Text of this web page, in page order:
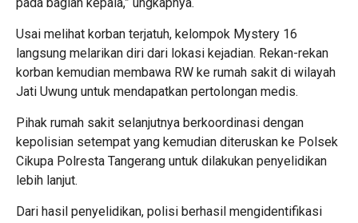
Usai melihat korban terjatuh, kelompok Mystery 16
langsung melarikan diri dari lokasi kejadian. Rekan-rekan
korban kemudian membawa RW ke rumah sakit di wilayah
Jati Uwung untuk mendapatkan pertolongan medis.
Pihak rumah sakit selanjutnya berkoordinasi dengan
kepolisian setempat yang kemudian diteruskan ke Polsek
Cikupa Polresta Tangerang untuk dilakukan penyelidikan
lebih lanjut.
Dari hasil penyelidikan, polisi berhasil mengidentifikasi